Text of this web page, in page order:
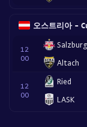
오스트리아 -
12
00
Salzburg
Altach
12
00
Ried
LASK